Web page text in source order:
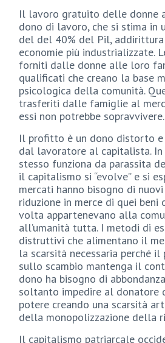
Il lavoro gratuito delle donne
dono di lavoro, che si stima in
del del 40% del Pil,
economie più industrializzate.
forniti dalle donne alle loro
qualificati che creano la base
psicologica della comunità.
trasferiti dalle famiglie al
essi non potrebbe sopravvivere.
Il profitto è un dono distorto
dal lavoratore al capitalista.
stesso funziona da parassita
il capitalismo si “evolve” e si
mercati hanno bisogno di
riduzione in merce di quei beni
volta appartenevano alla
all’umanità tutta. I metodi di
distruttivi che alimentano il
la scarsità necessaria perché il
sullo scambio mantenga il
dono ha bisogno di
soltanto impedire al donatore
potere creando una scarsità
della monopolizzazione della
Il capitalismo patriarcale